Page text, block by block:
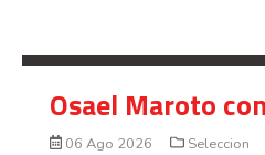
Osael Maroto
06 Ago 2026 Seleccion